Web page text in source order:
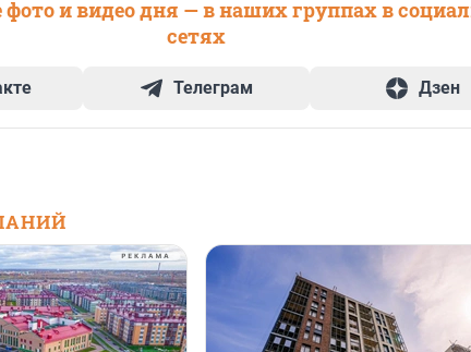
и видео дня — в наших группах в
сетях
Телеграм Дзен